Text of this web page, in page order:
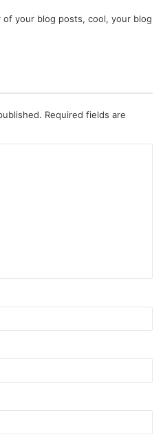
of your blog posts, cool, your blog
Required fields are